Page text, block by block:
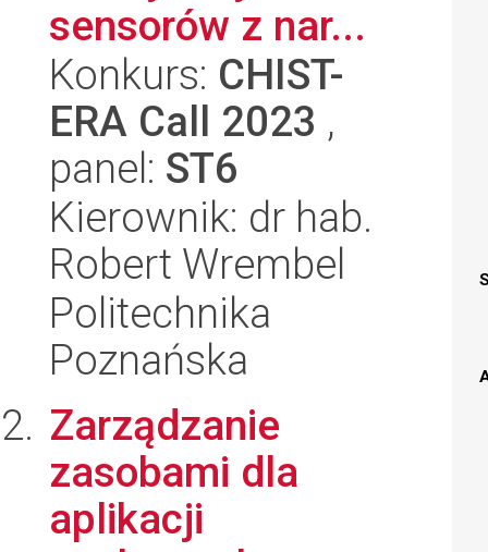
sensorów z nar...
Konkurs: CHIST-
ERA Call 2023 ,
panel: ST6
Kierownik: dr hab.
Robert Wrembel
Politechnika
Poznańska
Zarządzanie
zasobami dla
aplikacji